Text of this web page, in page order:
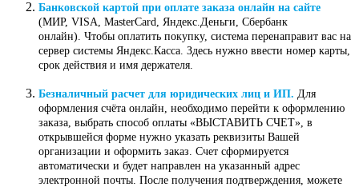
Банковской картой при оплате заказа онлайн на сайте
(МИР, VISA, MasterCard, Яндекс.Деньги, Сбербанк
онлайн). Чтобы оплатить покупку, система перенаправит вас на
сервер системы Яндекс.Касса. Здесь нужно ввести номер карты,
срок действия и имя держателя.
Безналичный расчет для юридических лиц и ИП. Для
оформления счёта онлайн, необходимо перейти к оформлению
заказа, выбрать способ оплаты «ВЫСТАВИТЬ СЧЕТ», в
открывшейся форме нужно указать реквизиты Вашей
организации и оформить заказ. Счет сформируется
автоматически и будет направлен на указанный адрес
электронной почты. После получения подтверждения, можете